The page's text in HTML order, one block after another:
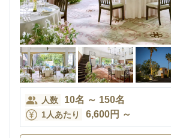
人数 10名 ～ 150名
1人あたり 6,600円 ～